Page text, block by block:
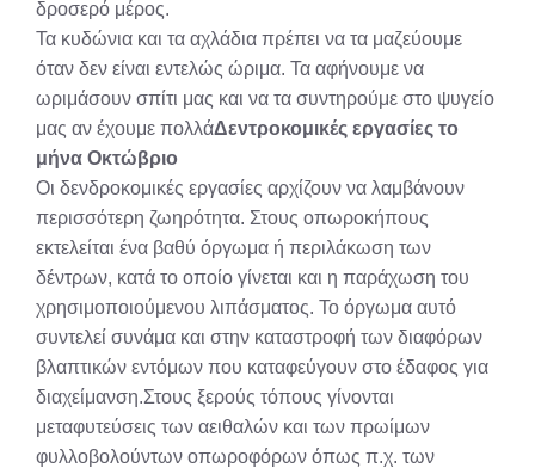
δροσερό μέρος.
Τα κυδώνια και τα αχλάδια πρέπει να τα μαζεύουμε
όταν δεν είναι εντελώς ώριμα. Τα αφήνουμε να
ωριμάσουν σπίτι μας και να τα συντηρούμε στο ψυγείο
μας αν έχουμε πολλάΔεντροκομικές εργασίες το
μήνα Οκτώβριο
Οι δενδροκομικές εργασίες αρχίζουν να λαμβάνουν
περισσότερη ζωηρότητα. Στους οπωροκήπους
εκτελείται ένα βαθύ όργωμα ή περιλάκωση των
δέντρων, κατά το οποίο γίνεται και η παράχωση του
χρησιμοποιούμενου λιπάσματος. Το όργωμα αυτό
συντελεί συνάμα και στην καταστροφή των διαφόρων
βλαπτικών εντόμων που καταφεύγουν στο έδαφος για
διαχείμανση.Στους ξερούς τόπους γίνονται
μεταφυτεύσεις των αειθαλών και των πρωίμων
φυλλοβολούντων οπωροφόρων όπως π.χ. των